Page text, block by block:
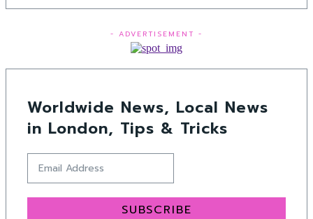
- ADVERTISEMENT -
Worldwide News, Local News
in London, Tips & Tricks
SUBSCRIBE